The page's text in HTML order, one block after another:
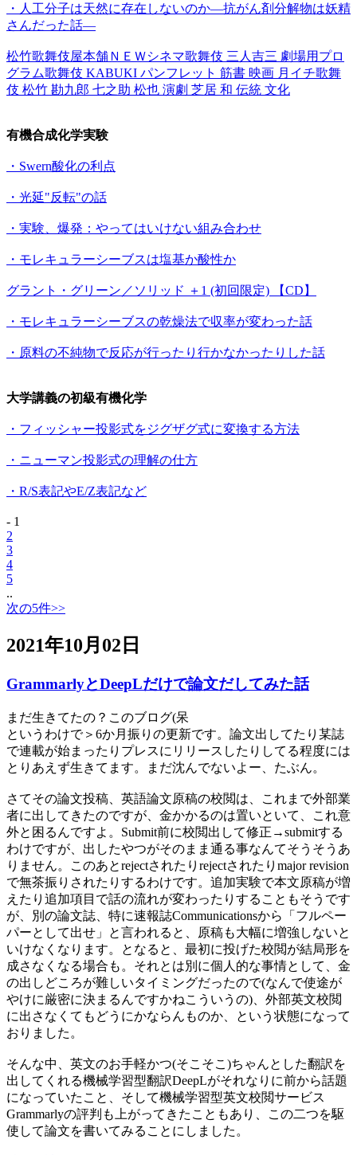
・人工分子は天然に存在しないのか―抗がん剤分解物は妖精
さんだった話―
松竹歌舞伎屋本舗ＮＥＷシネマ歌舞伎 三人吉三 劇場用プロ
グラム歌舞伎 KABUKI パンフレット 筋書 映画 月イチ歌舞
伎 松竹 勘九郎 七之助 松也 演劇 芝居 和 伝統 文化
有機合成化学実験
・Swern酸化の利点
・光延"反転"の話
・実験、爆発：やってはいけない組み合わせ
・モレキュラーシーブスは塩基か酸性か
グラント・グリーン／ソリッド ＋1 (初回限定) 【CD】
・モレキュラーシーブスの乾燥法で収率が変わった話
・原料の不純物で反応が行ったり行かなかったりした話
大学講義の初級有機化学
・フィッシャー投影式をジグザグ式に変換する方法
・ニューマン投影式の理解の仕方
・R/S表記やE/Z表記など
- 1
2
3
4
5
..
次の5件>>
2021年10月02日
GrammarlyとDeepLだけで論文だしてみた話
まだ生きてたの？このブログ(呆
というわけで＞6か月振りの更新です。論文出してたり某誌
で連載が始まったりプレスにリリースしたりしてる程度には
とりあえず生きてます。まだ沈んでないよー、たぶん。
さてその論文投稿、英語論文原稿の校閲は、これまで外部業
者に出してきたのですが、金かかるのは置いといて、これ意
外と困るんですよ。Submit前に校閲出して修正→submitする
わけですが、出したやつがそのまま通る事なんてそうそうあ
りません。このあとrejectされたりrejectされたりmajor revision
で無茶振りされたりするわけです。追加実験で本文原稿が増
えたり追加項目で話の流れが変わったりすることもそうです
が、別の論文誌、特に速報誌Communicationsから「フルペー
パーとして出せ」と言われると、原稿も大幅に増強しないと
いけなくなります。となると、最初に投げた校閲が結局形を
成さなくなる場合も。それとは別に個人的な事情として、金
の出しどころが難しいタイミングだったので(なんで使途が
やけに厳密に決まるんですかねこういうの)、外部英文校閲
に出さなくてもどうにかならんものか、という状態になって
おりました。
そんな中、英文のお手軽かつ(そこそこ)ちゃんとした翻訳を
出してくれる機械学習型翻訳DeepLがそれなりに前から話題
になっていたこと、そして機械学習型英文校閲サービス
Grammarlyの評判も上がってきたこともあり、この二つを駆
使して論文を書いてみることにしました。